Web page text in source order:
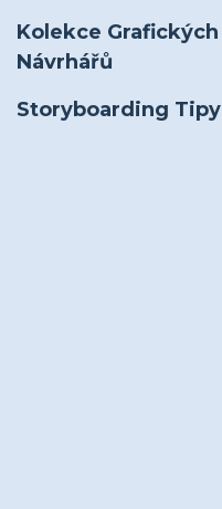
Kolekce Grafických
Návrhářů
Storyboarding Tipy